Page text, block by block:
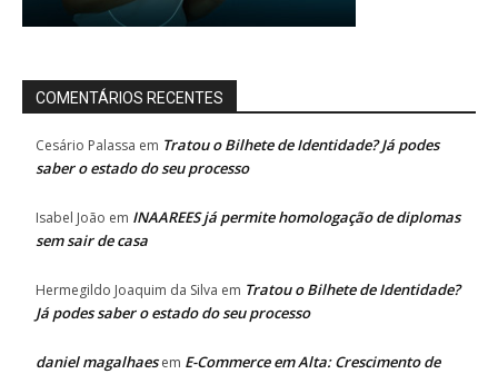
COMENTÁRIOS RECENTES
Cesário Palassa em Tratou o Bilhete de Identidade? Já podes
saber o estado do seu processo
Isabel João em INAAREES já permite homologação de diplomas
sem sair de casa
Hermegildo Joaquim da Silva em Tratou o Bilhete de Identidade?
Já podes saber o estado do seu processo
daniel magalhaesem E-Commerce em Alta: Crescimento de